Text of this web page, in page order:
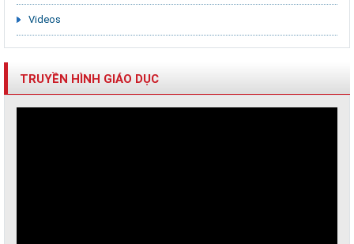
Videos
TRUYỀN HÌNH GIÁO DỤC